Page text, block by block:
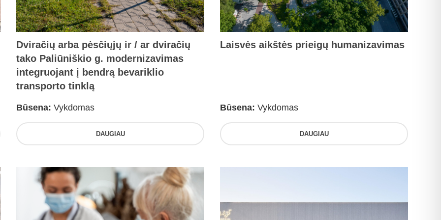
Dviračių arba pėsčiųjų ir / ar dviračių
tako Paliūniškio g. modernizavimas
integruojant į bendrą bevariklio
transporto tinklą
Būsena: Vykdomas
DAUGIAU
Laisvės aikštės prieigų humanizavimas
Būsena: Vykdomas
DAUGIAU